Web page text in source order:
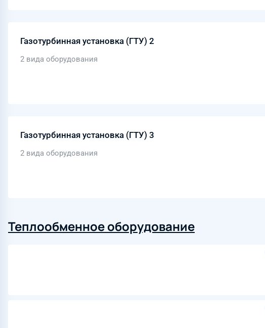
Газотурбинная установка (ГТУ) 2
2 вида оборудования
Газотурбинная установка (ГТУ) 3
2 вида оборудования
Теплообменное оборудование